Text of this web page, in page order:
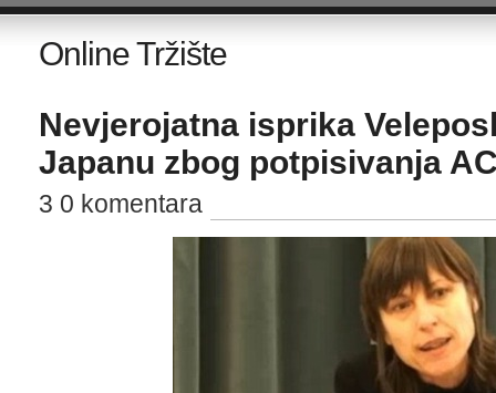
Online Tržište
Nevjerojatna isprika
Japanu zbog potpisivanja
3 0 komentara